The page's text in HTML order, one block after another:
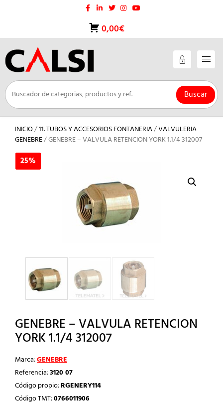
0,00€
Buscar
INICIO/11. TUBOS Y ACCESORIOS FONTANERIA/VALVULERIA
GENEBRE/ GENEBRE – VALVULA RETENCION YORK 1.1/4 312007
25%
GENEBRE – VALVULA RETENCION
YORK 1.1/4 312007
Marca:GENEBRE
Referencia:3120 07
Código propio:RGENERY114
Código TMT:0766011906
25%